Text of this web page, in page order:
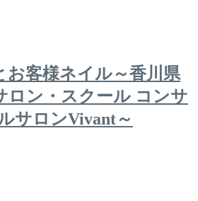
お客様ネイル～香川県
ロン・スクール コンサ
サロンVivant～